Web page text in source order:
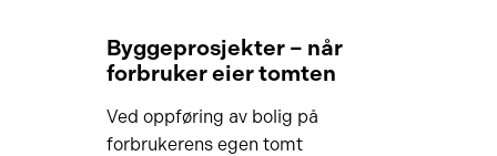
Byggeprosjekter – når
forbruker eier tomten
Ved oppføring av bolig på
forbrukerens egen tomt